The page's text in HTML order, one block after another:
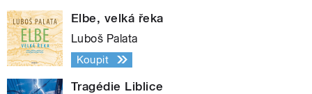
Elbe, velká řeka
Luboš Palata
Koupit
Tragédie Liblice